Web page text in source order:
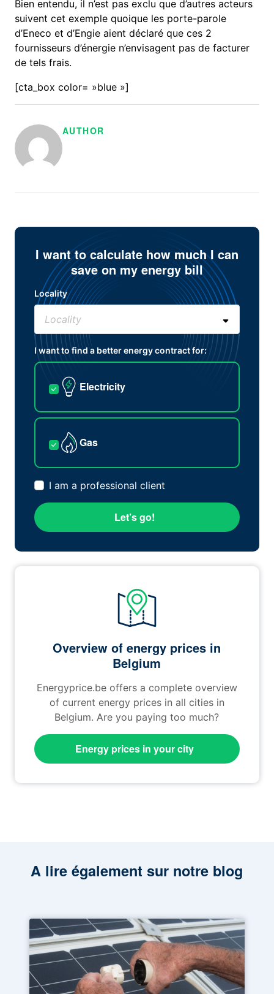
Bien entendu, il n’est pas exclu que d’autres acteurs
suivent cet exemple quoique les porte-parole
d’Eneco et d’Engie aient déclaré que ces 2
fournisseurs d’énergie n’envisagent pas de facturer
de tels frais.
[cta_box color= »blue »]
AUTHOR
I want to calculate how much I can
save on my energy bill
Locality
I want to find a better energy contract for:
Electricity
Gas
I am a professional client
Let’s go!
Overview of energy prices in
Belgium
Energyprice.be offers a complete overview
of current energy prices in all cities in
Belgium. Are you paying too much?
Energy prices in your city
A lire également sur notre blog